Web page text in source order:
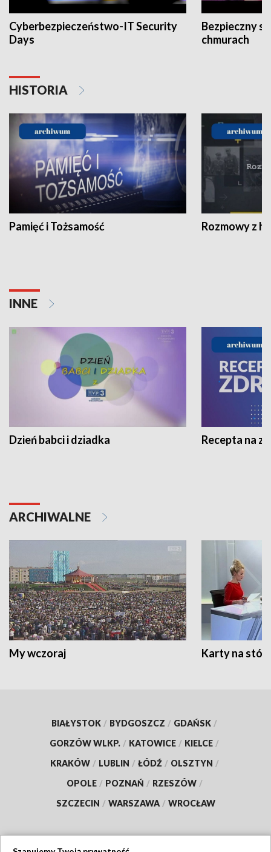
Cyberbezpieczeństwo-IT Security
Days
Bezpieczny
chmurach
HISTORIA
Pamięć i Tożsamość Rozmowy z
INNE
Dzień babci i dziadka Recepta na
ARCHIWALNE
My wczoraj Karty na
BIAŁYSTOK / BYDGOSZCZ / GDAŃSK /
GORZÓW WLKP. / KATOWICE / KIELCE /
KRAKÓW / LUBLIN / ŁÓDŹ / OLSZTYN /
OPOLE / POZNAŃ / RZESZÓW /
SZCZECIN / WARSZAWA / WROCŁAW